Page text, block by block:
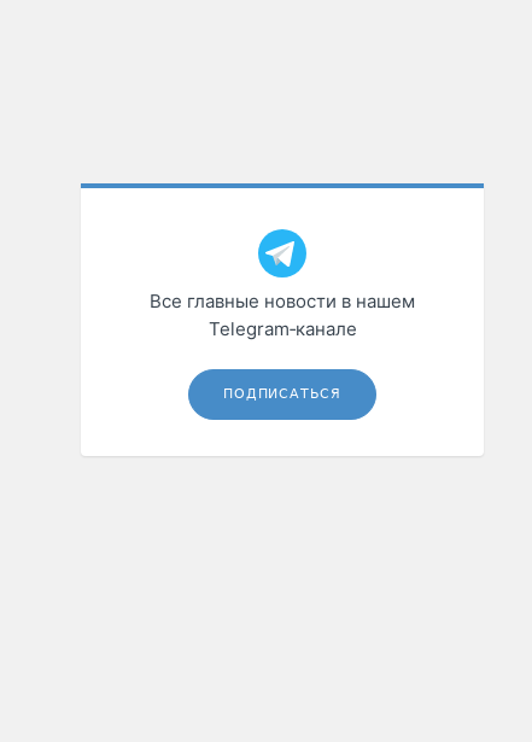
Все главные новости в нашем
Telegram‑канале
ПОДПИСАТЬСЯ